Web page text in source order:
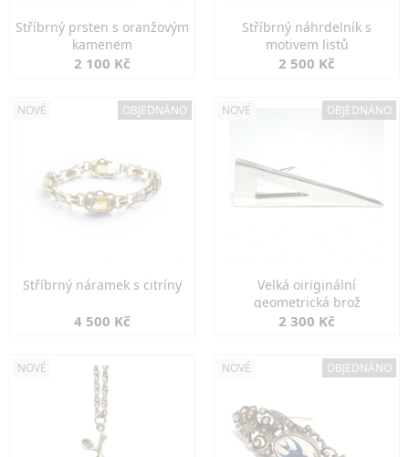
Stříbrný prsten s oranžovým
kamenem
2 100 Kč
Stříbrný náhrdelník s
motivem listů
2 500 Kč
NOVÉ OBJEDNÁNO
Stříbrný náramek s citríny
4 500 Kč
NOVÉ OBJEDNÁNO
Velká oiriginální
geometrická brož
2 300 Kč
NOVÉ NOVÉ OBJEDNÁNO